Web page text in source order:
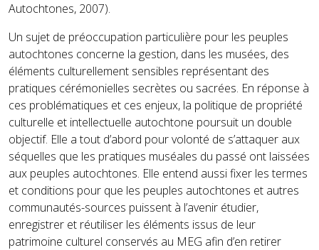
Autochtones, 2007).
Un sujet de préoccupation particulière pour les peuples
autochtones concerne la gestion, dans les musées, des
éléments culturellement sensibles représentant des
pratiques cérémonielles secrètes ou sacrées. En réponse à
ces problématiques et ces enjeux, la politique de propriété
culturelle et intellectuelle autochtone poursuit un double
objectif. Elle a tout d’abord pour volonté de s’attaquer aux
séquelles que les pratiques muséales du passé ont laissées
aux peuples autochtones. Elle entend aussi fixer les termes
et conditions pour que les peuples autochtones et autres
communautés-sources puissent à l’avenir étudier,
enregistrer et réutiliser les éléments issus de leur
patrimoine culturel conservés au MEG afin d’en retirer